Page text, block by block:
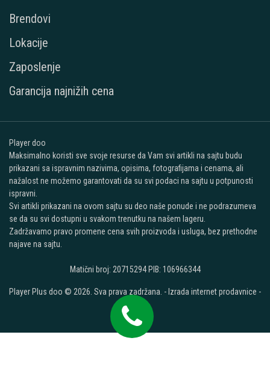
Brendovi
Lokacije
Zaposlenje
Garancija najnižih cena
Player doo
Maksimalno koristi sve svoje resurse da Vam svi artikli na sajtu budu
prikazani sa ispravnim nazivima, opisima, fotografijama i cenama, ali
nažalost ne možemo garantovati da su svi podaci na sajtu u potpunosti
ispravni.
Svi artikli prikazani na ovom sajtu su deo naše ponude i ne podrazumeva
se da su svi dostupni u svakom trenutku na našem lageru.
Zadržavamo pravo promene cena svih proizvoda i usluga, bez prethodne
najave na sajtu.
Matični broj: 20715294 PIB: 106966344
Player Plus doo © 2026. Sva prava zadržana. - Izrada internet prodavnice -
Selltico.